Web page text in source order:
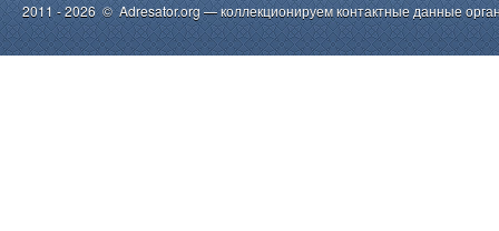
2011 - 2026 © Adresator.org — коллекционируем контактные данные